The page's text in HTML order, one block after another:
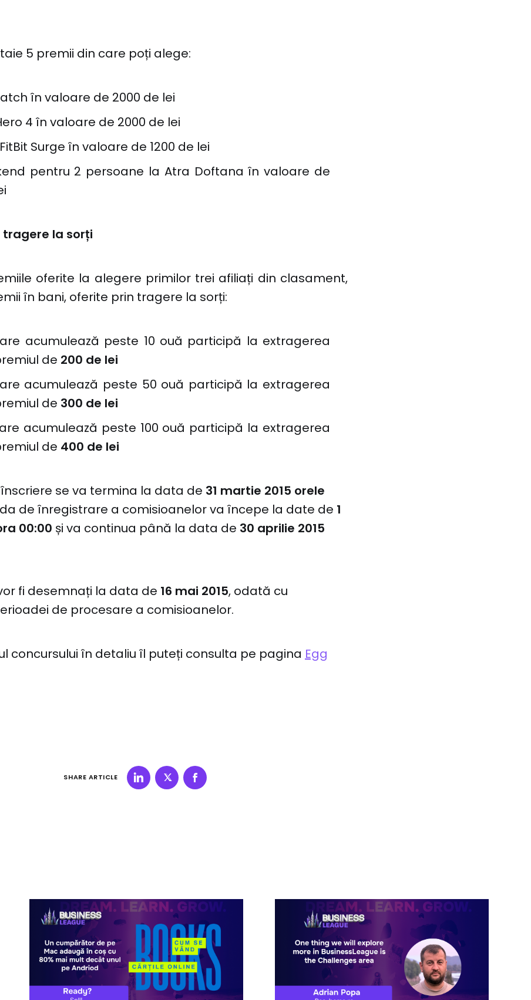
5 premii din care poți alege:
în valoare de 2000 de lei
4 în valoare de 2000 de lei
Surge în valoare de 1200 de lei
pentru 2 persoane la Atra Doftana în valoare de
la sorți
oferite la alegere primilor trei afiliați din clasament,
în bani, oferite prin tragere la sorți:
acumulează peste 10 ouă participă la extragerea
de 200 de lei
acumulează peste 50 ouă participă la extragerea
de 300 de lei
acumulează peste 100 ouă participă la extragerea
de 400 de lei
se va termina la data de 31 martie 2015 orele
de înregistrare a comisioanelor va începe la date de 1
00:00 și va continua până la data de 30 aprilie 2015
fi desemnați la data de 16 mai 2015, odată cu
de procesare a comisioanelor.
concursului în detaliu îl puteți consulta pe pagina Egg
SHARE ARTICLE